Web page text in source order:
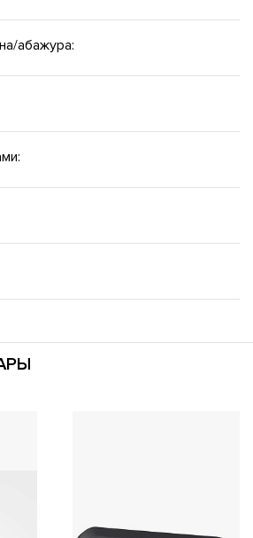
абажура: